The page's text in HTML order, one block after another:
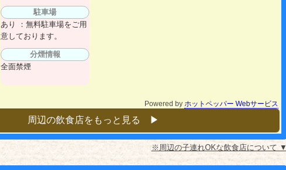
駐車場
あり ：無料駐車場をご用
意しております。
分煙情報
全面禁煙
Powered by ホットペッパー Webサービス
周辺の飲食店をもっと見る ▶︎
※周辺の子連れOKな飲食店について ▼